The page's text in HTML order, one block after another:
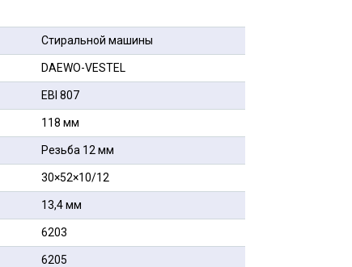
Стиральной машины
DAEWO-VESTEL
EBI 807
118 мм
Резьба 12 мм
30×52×10/12
13,4 мм
6203
6205